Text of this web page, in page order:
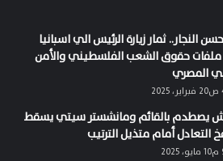
النجار.. ثمار زيارة الرئيس الي اسبانيا
ملفات حقوق الشعب الفلسطيني والأمن
المصري
يصطدم بالقائم ومانشستر سيتي يسقط
أمام متذيل الترتيب